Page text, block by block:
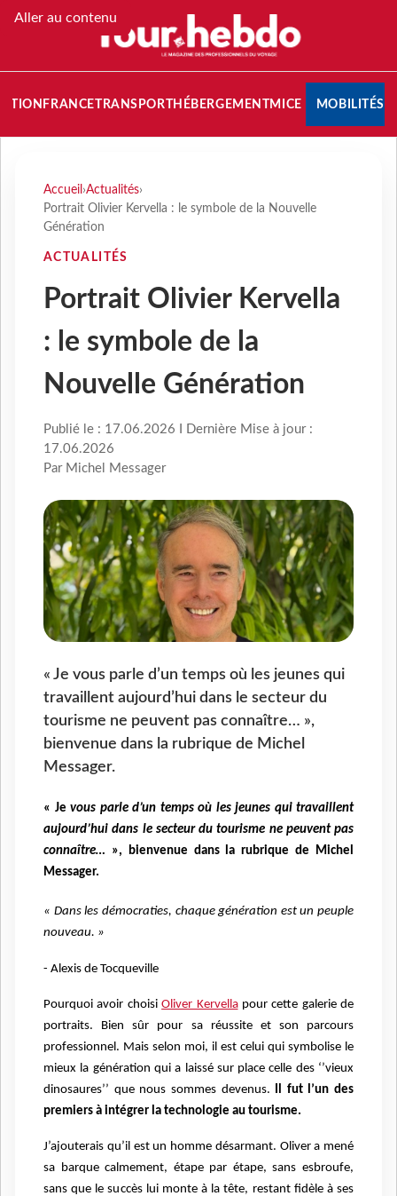
Aller au contenu
FRANCETRANSPORT HÉBERGEMENTMICE MOBILITÉS
Accueil ›Actualités›
Portrait Olivier Kervella : le symbole de la Nouvelle
Génération
ACTUALITÉS
Portrait Olivier Kervella
: le symbole de la
Nouvelle Génération
Publié le : 17.06.2026 I Dernière Mise à jour :
17.06.2026
Par Michel Messager
« Je vous parle d’un temps où les jeunes qui
travaillent aujourd’hui dans le secteur du
tourisme ne peuvent pas connaître… »,
bienvenue dans la rubrique de Michel
Messager.
« Je vous parle d’un temps où les jeunes qui travaillent
aujourd’hui dans le secteur du tourisme ne peuvent pas
connaître… », bienvenue dans la rubrique de Michel
Messager.
« Dans les démocraties, chaque génération est un peuple
nouveau. »
- Alexis de Tocqueville
Pourquoi avoir choisiOliver Kervellapour cette galerie de
portraits. Bien sûr pour sa réussite et son parcours
professionnel. Mais selon moi, il est celui qui symbolise le
mieux la génération qui a laissé sur place celle des ‘’vieux
dinosaures’’ que nous sommes devenus.
Il fut l’un des
premiers à intégrer la technologie au tourisme.
J’ajouterais qu’il est un homme désarmant. Oliver a mené
sa barque calmement, étape par étape, sans esbroufe,
sans que le succès lui monte à la tête, restant fidèle à ses